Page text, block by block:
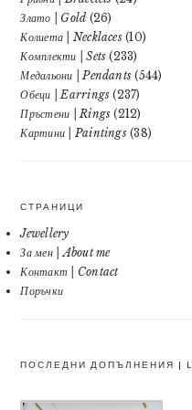
Злато | Gold (26)
Колиета | Necklaces(10)
Комплекти | Sets (233)
Медальони | Pendants (544)
Обеци | Earrings (237)
Пръстени | Rings (212)
Картини | Paintings(38)
СТРАНИЦИ
Jewellery
За мен | About me
Контакт | Contact
Поръчки
ПОСЛЕДНИ ДОПЪЛНЕНИЯ |